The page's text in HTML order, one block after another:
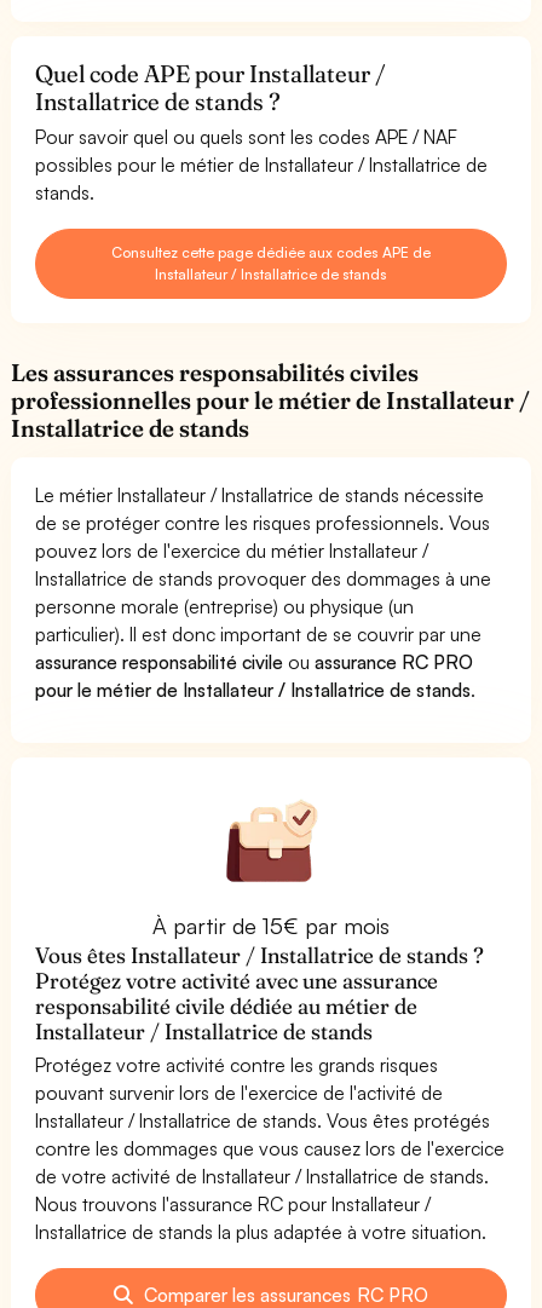
Quel code APE pour Installateur /
Installatrice de stands ?
Pour savoir quel ou quels sont les codes APE / NAF
possibles pour le métier de Installateur / Installatrice de
stands.
Consultez cette page dédiée aux codes APE de
Installateur / Installatrice de stands
Les assurances responsabilités civiles
professionnelles pour le métier de Installateur /
Installatrice de stands
Le métier Installateur / Installatrice de stands nécessite
de se protéger contre les risques professionnels. Vous
pouvez lors de l'exercice du métier Installateur /
Installatrice de stands provoquer des dommages à une
personne morale (entreprise) ou physique (un
particulier). Il est donc important de se couvrir par une
assurance responsabilité civile ouassurance RC PRO
pour le métier de Installateur / Installatrice de stands.
À partir de 15€ par mois
Vous êtes Installateur / Installatrice de stands ?
Protégez votre activité avec une assurance
responsabilité civile dédiée au métier de
Installateur / Installatrice de stands
Protégez votre activité contre les grands risques
pouvant survenir lors de l'exercice de l'activité de
Installateur / Installatrice de stands. Vous êtes protégés
contre les dommages que vous causez lors de l'exercice
de votre activité de Installateur / Installatrice de stands.
Nous trouvons l'assurance RC pour Installateur /
Installatrice de stands la plus adaptée à votre situation.
Comparer les assurances RC PRO